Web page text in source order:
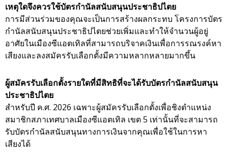
เหตุใดจึงควรใช้บัตรกำนัลสนับสนุนประชาธิปไตย
การมีส่วนร่วมของคุณจะเป็นการสร้างผลกระทบ โครงการบัตร
กำนัลสนับสนุนประชาธิปไตยช่วยเพิ่มและทำให้จำนวนผู้อยู่
อาศัยในเมืองซีแอตเทิลที่สามารถบริจาคเงินเพื่อการรณรงค์หา
เสียงและลงสมัครรับเลือกตั้งมีความหลากหลายมากขึ้น
ผู้สมัครรับเลือกตั้งรายใดที่มีสิทธิที่จะได้รับบัตรกำนัลสนับสนุน
ประชาธิปไตย
สำหรับปี ค.ศ. 2026 เฉพาะผู้สมัครรับเลือกตั้งเพื่อชิงตำแหน่ง
สมาชิกสภาเทศบาลเมืองซีแอตเทิล เขต 5 เท่านั้นที่จะสามารถ
รับบัตรกำนัลสนับสนุนทางการเงินจากคุณเพื่อใช้ในการหา
เสียงได้